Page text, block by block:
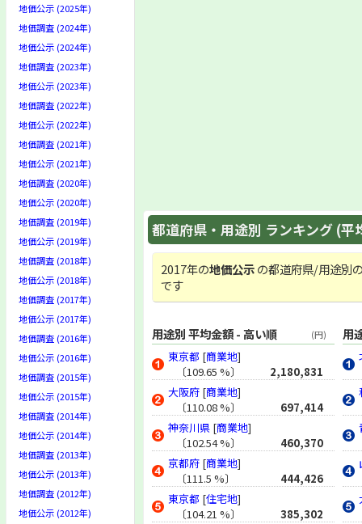
都道府県・用途別 ランキング (平
2017年の地価公示の都道府県/用途別
です
用途別 平均金額 - 高い順 (円)
東京都 [商業地]
〔109.65 %〕
2,180,831
大阪府 [商業地]
〔110.08 %〕
697,414
神奈川県 [商業地]
〔102.54 %〕
460,370
京都府 [商業地]
〔111.5 %〕
444,426
東京都 [住宅地]
〔104.21 %〕
385,302
用
地価公示 (2025年)
地価調査 (2024年)
地価公示 (2024年)
地価調査 (2023年)
地価公示 (2023年)
地価調査 (2022年)
地価公示 (2022年)
地価調査 (2021年)
地価公示 (2021年)
地価調査 (2020年)
地価公示 (2020年)
地価調査 (2019年)
地価公示 (2019年)
地価調査 (2018年)
地価公示 (2018年)
地価調査 (2017年)
地価公示 (2017年)
地価調査 (2016年)
地価公示 (2016年)
地価調査 (2015年)
地価公示 (2015年)
地価調査 (2014年)
地価公示 (2014年)
地価調査 (2013年)
地価公示 (2013年)
地価調査 (2012年)
地価公示 (2012年)